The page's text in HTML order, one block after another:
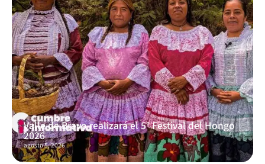
Valle de Bravo realizará el 5° Festival del Hongo
2026
agosto 5, 2026